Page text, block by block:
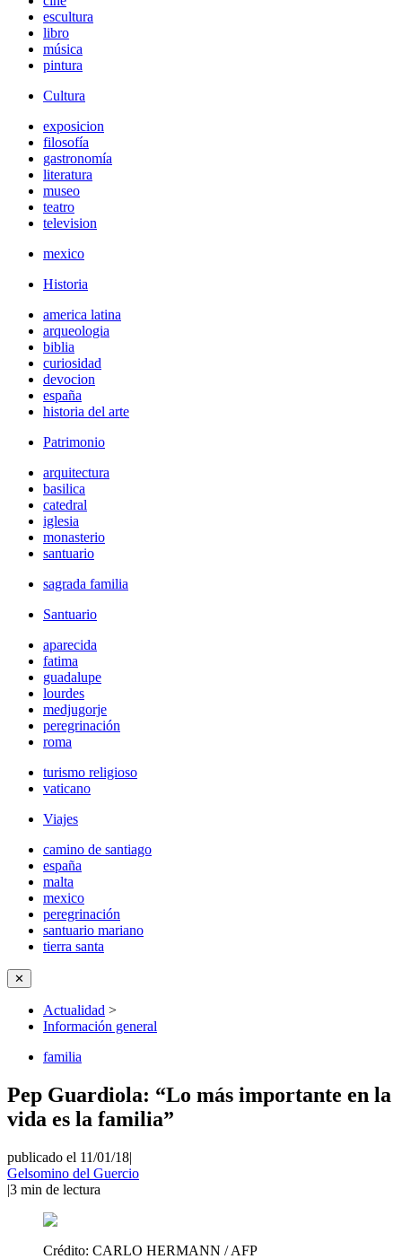
escultura
libro
música
pintura
Cultura
exposicion
filosofía
gastronomía
literatura
museo
teatro
television
mexico
Historia
america latina
arqueologia
biblia
curiosidad
devocion
españa
historia del arte
Patrimonio
arquitectura
basilica
catedral
iglesia
monasterio
santuario
sagrada familia
Santuario
aparecida
fatima
guadalupe
lourdes
medjugorje
peregrinación
roma
turismo religioso
vaticano
Viajes
camino de santiago
españa
malta
mexico
peregrinación
santuario mariano
tierra santa
✕
Actualidad >
Información general
familia
Pep Guardiola: “Lo más importante en la
vida es la familia”
publicado el 11/01/18|
Gelsomino del Guercio
|3 min de lectura
Crédito: CARLO HERMANN / AFP